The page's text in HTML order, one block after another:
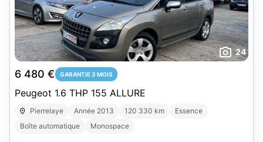
24
6 480 € GARANTIE 3 MOIS
Peugeot 1.6 THP 155 ALLURE
Pierrelaye Année 2013 120 330 km
Essence
Boîte automatique
Monospace